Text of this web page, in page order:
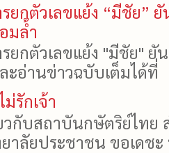
ยกตัวเลขแย้ง “มีชัย”
มล้ำ
ยกตัวเลขแย้ง "มีชัย"
ละอ่านข่าวฉบับเต็มได้
รักเจ้า
กับสถาบันกษัตริย์ไทย
าลัยประชาชน ขอเดช